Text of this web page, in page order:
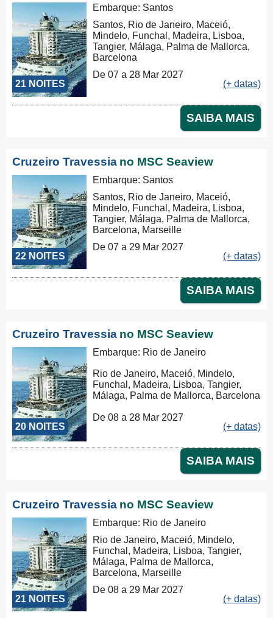
21 NOITES
Embarque: Santos
Santos, Rio de Janeiro, Maceió,
Mindelo, Funchal, Madeira, Lisboa,
Tangier, Málaga, Palma de Mallorca,
Barcelona
De 07 a 28 Mar 2027
(+ datas)
SAIBA MAIS
Cruzeiro Travessia no MSC Seaview
22 NOITES
Embarque: Santos
Santos, Rio de Janeiro, Maceió,
Mindelo, Funchal, Madeira, Lisboa,
Tangier, Málaga, Palma de Mallorca,
Barcelona, Marseille
De 07 a 29 Mar 2027
(+ datas)
SAIBA MAIS
Cruzeiro Travessia no MSC Seaview
20 NOITES
Embarque: Rio de Janeiro
Rio de Janeiro, Maceió, Mindelo,
Funchal, Madeira, Lisboa, Tangier,
Málaga, Palma de Mallorca, Barcelona
De 08 a 28 Mar 2027
(+ datas)
SAIBA MAIS
Cruzeiro Travessia no MSC Seaview
21 NOITES
Embarque: Rio de Janeiro
Rio de Janeiro, Maceió, Mindelo,
Funchal, Madeira, Lisboa, Tangier,
Málaga, Palma de Mallorca,
Barcelona, Marseille
De 08 a 29 Mar 2027
(+ datas)